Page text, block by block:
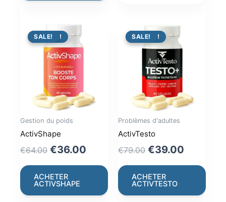
PROMO !
SALE!
Gestion du poids
ActivShape
€64.00 Original
price
was:
€64.00.
€36.00 Current
price
€36.00.
ACHETER
ACTIVSHAPE
PROMO !
SALE!
Problèmes d'adultes
ActivTesto
€79.00 Original
price
was:
€79.00.
€39.00
price
€39.00.
ACHETER
ACTIVTESTO